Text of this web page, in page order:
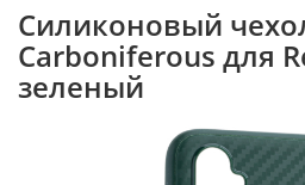
Силиконовый
Carboniferous для
зеленый